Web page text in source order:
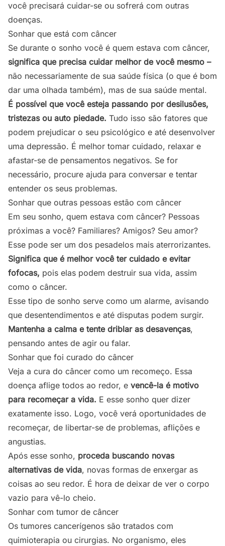
você precisará cuidar-se ou sofrerá com outras
doenças.
Sonhar que está com câncer
Se durante o sonho você é quem estava com câncer,
significa que precisa cuidar melhor de você mesmo –
não necessariamente de sua saúde física (o que é bom
dar uma olhada também), mas de sua saúde mental.
É possível que você esteja passando por desilusões,
tristezas ou auto piedade. Tudo isso são fatores que
podem prejudicar o seu psicológico e até desenvolver
uma depressão. É melhor tomar cuidado, relaxar e
afastar-se de pensamentos negativos. Se for
necessário, procure ajuda para conversar e tentar
entender os seus problemas.
Sonhar que outras pessoas estão com câncer
Em seu sonho, quem estava com câncer? Pessoas
próximas a você? Familiares? Amigos? Seu amor?
Esse pode ser um dos pesadelos mais aterrorizantes.
Significa que é melhor você ter cuidado e evitar
fofocas, pois elas podem destruir sua vida, assim
como o câncer.
Esse tipo de sonho serve como um alarme, avisando
que desentendimentos e até disputas podem surgir.
Mantenha a calma e tente driblar as desavenças,
pensando antes de agir ou falar.
Sonhar que foi curado do câncer
Veja a cura do câncer como um recomeço. Essa
doença aflige todos ao redor, e vencê-la é motivo
para recomeçar a vida. E esse sonho quer dizer
exatamente isso. Logo, você verá oportunidades de
recomeçar, de libertar-se de problemas, aflições e
angustias.
Após esse sonho, proceda buscando novas
alternativas de vida, novas formas de enxergar as
coisas ao seu redor. É hora de deixar de ver o corpo
vazio para vê-lo cheio.
Sonhar com tumor de câncer
Os tumores cancerígenos são tratados com
quimioterapia ou cirurgias. No organismo, eles